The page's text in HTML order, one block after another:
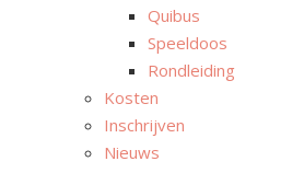
Quibus
Speeldoos
Rondleiding
Kosten
Inschrijven
Nieuws